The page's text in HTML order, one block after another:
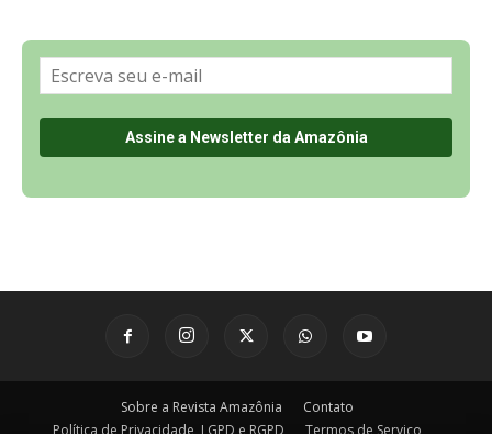
Política de Privacidade, LGPD e RGPD
Últimas Notícias
🌎 Español
©